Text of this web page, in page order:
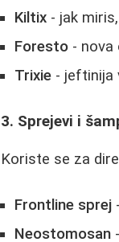
Kiltix - jak
Forestо - nova
Trixie - jeftinija
3. Sprejevi i
Koriste se za
Frontline sprej
Neostomosan